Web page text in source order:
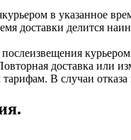
в указанное
доставки делится
доставка или
В случаи